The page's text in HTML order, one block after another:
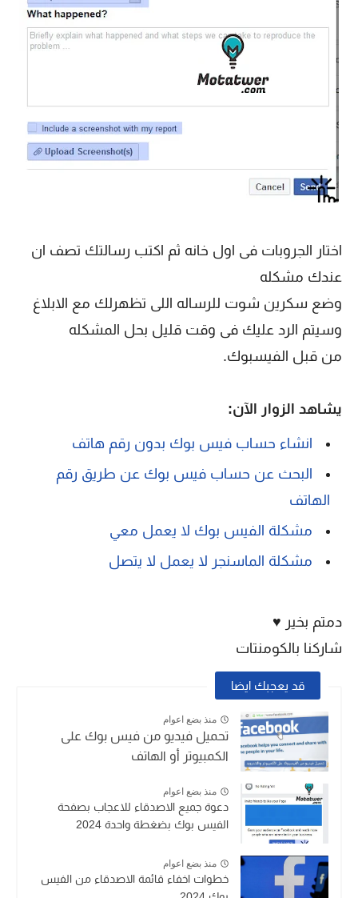
اختار الجروبات فى اول خانه ثم اكتب رسالتك تصف ان
عندك مشكله
وضع سكرين شوت للرساله اللى تظهرلك مع الابلاغ
وسيتم الرد عليك فى وقت قليل بحل المشكله
من قبل الفيسبوك.
يشاهد الزوار الآن:
انشاء حساب فيس بوك بدون رقم هاتف
البحث عن حساب فيس بوك عن طريق رقم
الهاتف
مشكلة الفيس بوك لا يعمل معي
مشكلة الماسنجر لا يعمل لا يتصل
دمتم بخير ♥
شاركنا بالكومنتات
قد يعجبك ايضا
منذ بضع اعوام
تحميل فيديو من فيس بوك على
الكمبيوتر أو الهاتف
منذ بضع اعوام
دعوة جميع الاصدقاء للاعجاب بصفحة
الفيس بوك بضغطة واحدة 2024
منذ بضع اعوام
خطوات اخفاء قائمة الاصدقاء من الفيس